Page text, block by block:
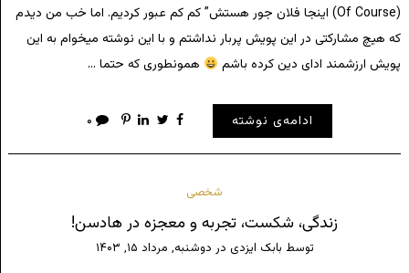
(Of Course) اینجا فلان جور هستش” کم کم عبور کردیم. اما خب من دیدم
که هیچ مشارکتی در این پویش پربار نداشتم و با این نوشته میخوام به این
پویش ارزشمند ادای دین کرده باشم
همونطوری که حتما …
ادامه‌ی نوشته ۰
شخصی
زندگی، شکست، تجربه و معجزه در هادسن!
توسط بابک ایزدی در دوشنبه, مرداد ۱۵, ۱۴۰۳